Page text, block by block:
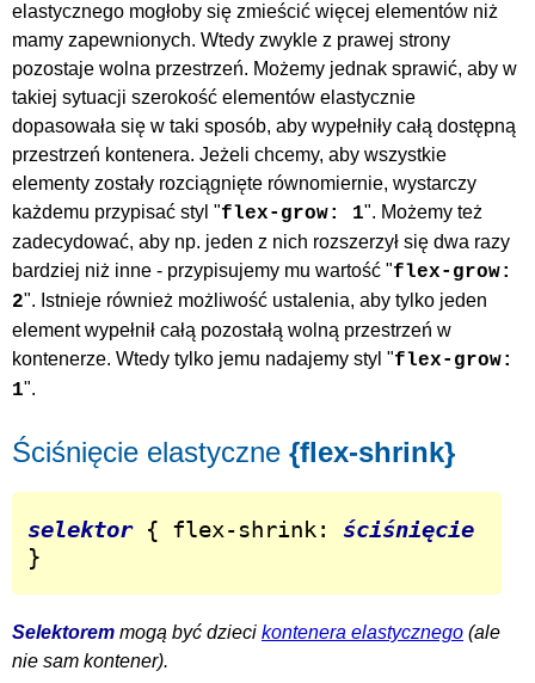
elastycznego mogłoby się zmieścić więcej elementów niż
mamy zapewnionych. Wtedy zwykle z prawej strony
pozostaje wolna przestrzeń. Możemy jednak sprawić, aby w
takiej sytuacji szerokość elementów elastycznie
dopasowała się w taki sposób, aby wypełniły całą dostępną
przestrzeń kontenera. Jeżeli chcemy, aby wszystkie
elementy zostały rozciągnięte równomiernie, wystarczy
każdemu przypisać styl "flex-grow: 1". Możemy też
zadecydować, aby np. jeden z nich rozszerzył się dwa razy
bardziej niż inne - przypisujemy mu wartość "flex-grow:
2". Istnieje również możliwość ustalenia, aby tylko jeden
element wypełnił całą pozostałą wolną przestrzeń w
kontenerze. Wtedy tylko jemu nadajemy styl "flex-grow:
1".
Ściśnięcie elastyczne {flex-shrink}
selektor { flex-shrink: ściśnięcie
}
Selektorem mogą być dzieci kontenera elastycznego (ale
nie sam kontener).